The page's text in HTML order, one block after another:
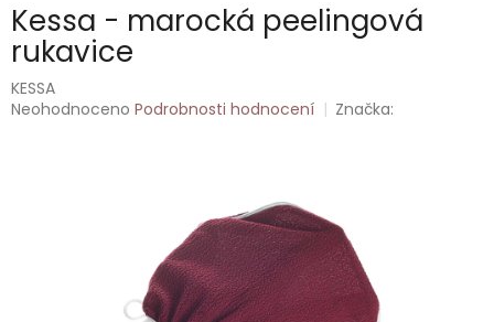
Kessa - marocká peelingová
rukavice
KESSA
Průměrné
Neohodnoceno Podrobnosti hodnocení Značka: